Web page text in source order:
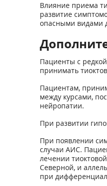
Влияние приема
развитие
опасными видами
Пациенты с
принимать
Пациентам,
между курсами,
нейропатии.
При развитии
При появлении
случаи АИС.
лечении
Северной, и
при